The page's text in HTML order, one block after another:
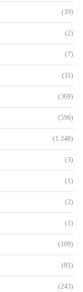
(39)
(2)
(7)
(11)
(369)
(596)
(1.248)
(3)
(1)
(2)
(1)
(109)
(81)
(243)